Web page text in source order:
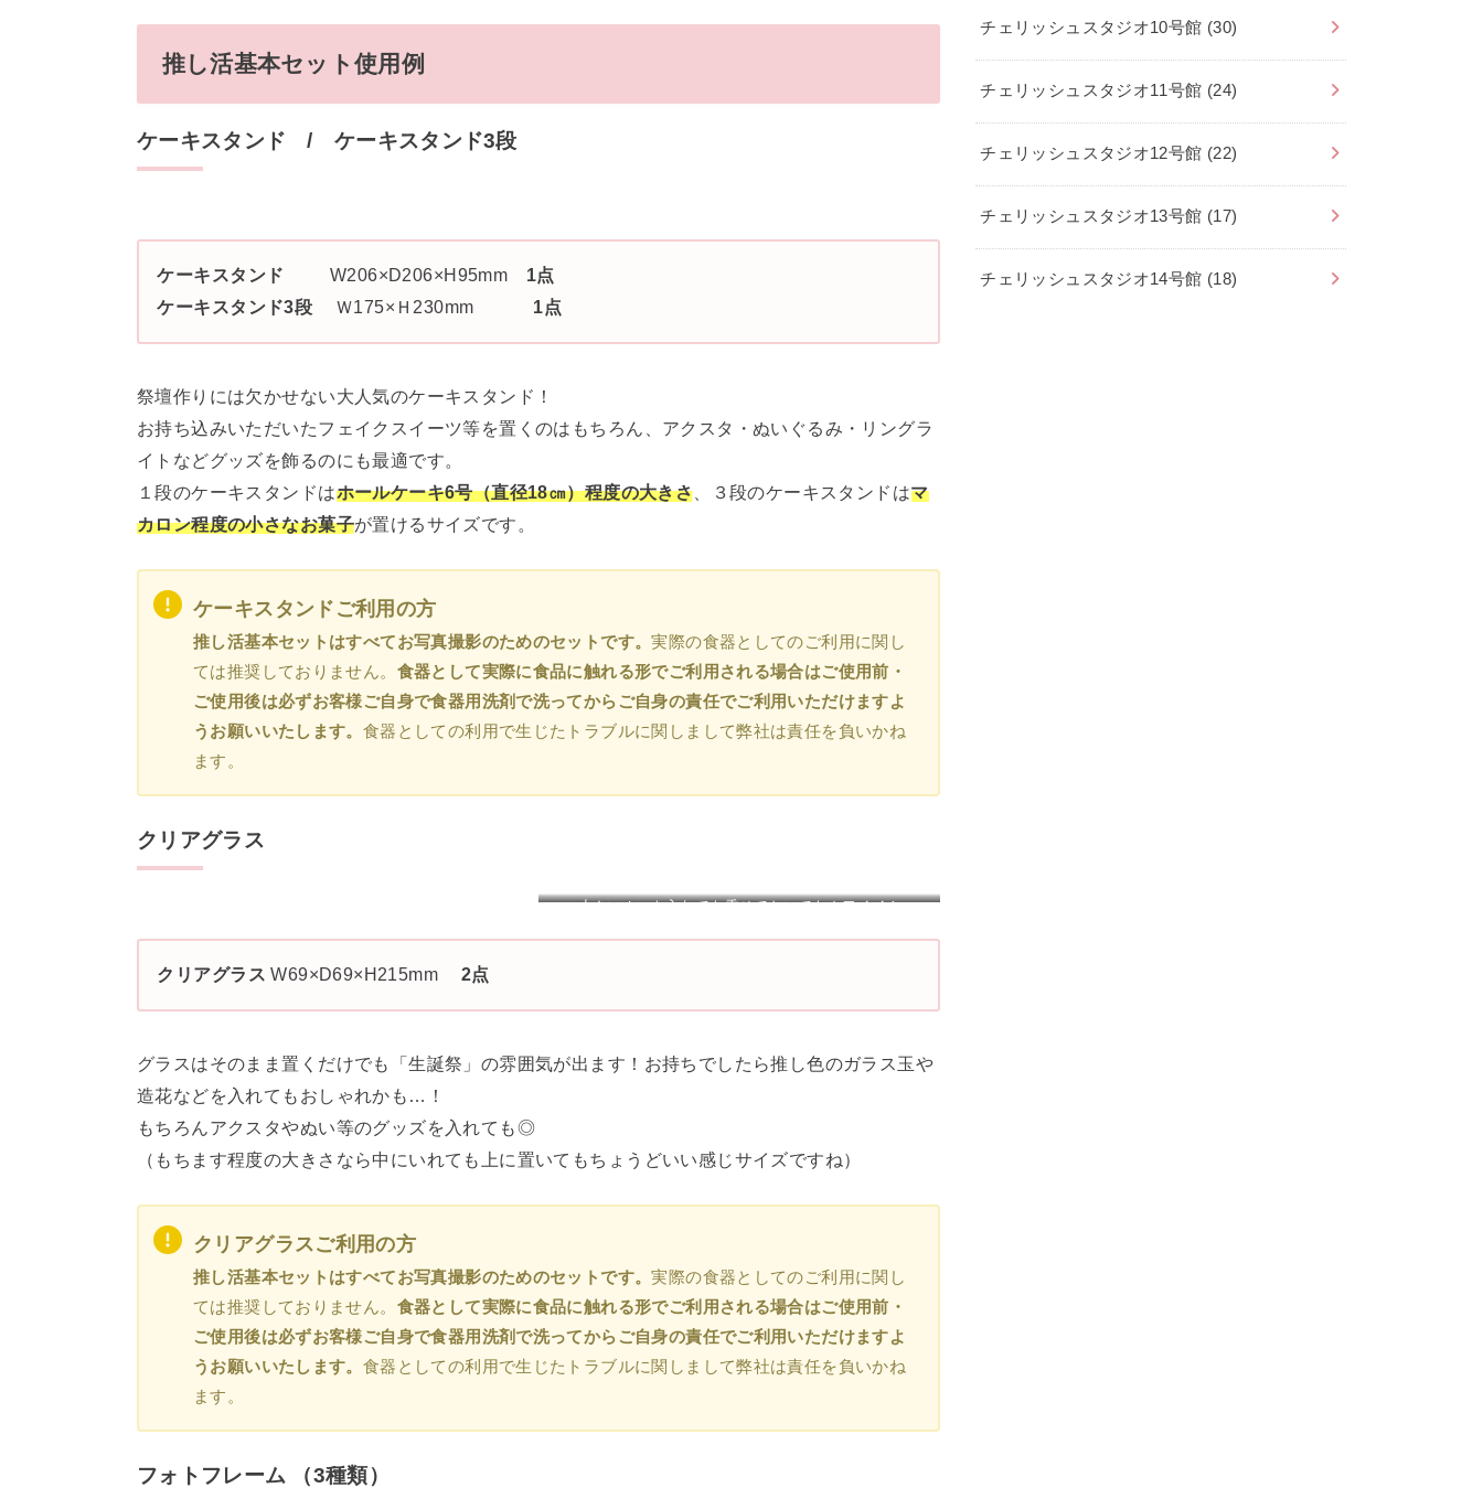
推し活基本セット使用例
ケーキスタンド / ケーキスタンド3段
ケーキスタンド W206×D206×H95mm 1点
ケーキスタンド3段
Ｗ175×Ｈ230mm 1点
祭壇作りには欠かせない大人気のケーキスタンド！
お持ち込みいただいたフェイクスイーツ等を置くのはもちろん、アクスタ・ぬいぐるみ・リングラ
イトなどグッズを飾るのにも最適です。
１段のケーキスタンドはホールケーキ6号（直径18㎝）程度の大きさ 、３段のケーキスタンドはマ
カロン程度の小さなお菓子が置けるサイズです。
ケーキスタンドご利用の方
推し活基本セットはすべてお写真撮影のためのセットです。実際の食器としてのご利用に関し
ては推奨しておりません。 食器として実際に食品に触れる形でご利用される場合はご使用前・
ご使用後は必ずお客様ご自身で食器用洗剤で洗ってからご自身の責任でご利用いただけますよ
うお願いいたします。 食器としての利用で生じたトラブルに関しまして弊社は責任を負いかね
ます。
クリアグラス
小さいぬいを入れても乗せておいてもカワイイ！
クリアグラス W69×D69×H215mm 2点
グラスはそのまま置くだけでも「生誕祭」の雰囲気が出ます！お持ちでしたら推し色のガラス玉や
造花などを入れてもおしゃれかも…！
もちろんアクスタやぬい等のグッズを入れても◎
（もちます程度の大きさなら中にいれても上に置いてもちょうどいい感じサイズですね）
クリアグラスご利用の方
推し活基本セットはすべてお写真撮影のためのセットです。実際の食器としてのご利用に関し
ては推奨しておりません。 食器として実際に食品に触れる形でご利用される場合はご使用前・
ご使用後は必ずお客様ご自身で食器用洗剤で洗ってからご自身の責任でご利用いただけますよ
うお願いいたします。 食器としての利用で生じたトラブルに関しまして弊社は責任を負いかね
ます。
フォトフレーム （3種類）
チェリッシュスタジオ10号館 (30)
チェリッシュスタジオ11号館 (24)
チェリッシュスタジオ12号館 (22)
チェリッシュスタジオ13号館 (17)
チェリッシュスタジオ14号館 (18)